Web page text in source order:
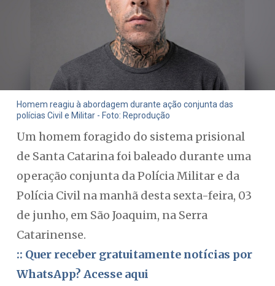
Homem reagiu à abordagem durante ação conjunta das
polícias Civil e Militar - Foto: Reprodução
Um homem foragido do sistema prisional
de Santa Catarina foi baleado durante uma
operação conjunta da Polícia Militar e da
Polícia Civil na manhã desta sexta-feira, 03
de junho, em São Joaquim, na Serra
Catarinense.
:: Quer receber gratuitamente notícias por
WhatsApp? Acesse aqui